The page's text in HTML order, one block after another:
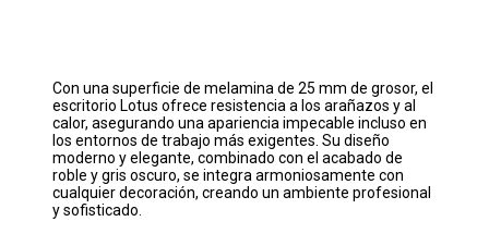
Con una superficie de melamina de 25 mm de grosor, el
escritorio Lotus ofrece resistencia a los arañazos y al
calor, asegurando una apariencia impecable incluso en
los entornos de trabajo más exigentes. Su diseño
moderno y elegante, combinado con el acabado de
roble y gris oscuro, se integra armoniosamente con
cualquier decoración, creando un ambiente profesional
y sofisticado.